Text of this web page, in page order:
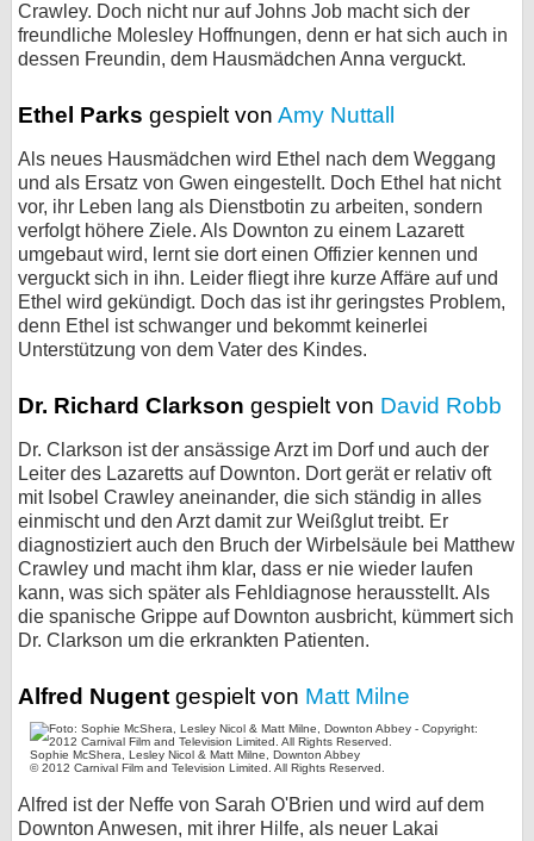
Crawley. Doch nicht nur auf Johns Job macht sich der
freundliche Molesley Hoffnungen, denn er hat sich auch in
dessen Freundin, dem Hausmädchen Anna verguckt.
Ethel Parks gespielt von Amy Nuttall
Als neues Hausmädchen wird Ethel nach dem Weggang
und als Ersatz von Gwen eingestellt. Doch Ethel hat nicht
vor, ihr Leben lang als Dienstbotin zu arbeiten, sondern
verfolgt höhere Ziele. Als Downton zu einem Lazarett
umgebaut wird, lernt sie dort einen Offizier kennen und
verguckt sich in ihn. Leider fliegt ihre kurze Affäre auf und
Ethel wird gekündigt. Doch das ist ihr geringstes Problem,
denn Ethel ist schwanger und bekommt keinerlei
Unterstützung von dem Vater des Kindes.
Dr. Richard Clarkson gespielt von David Robb
Dr. Clarkson ist der ansässige Arzt im Dorf und auch der
Leiter des Lazaretts auf Downton. Dort gerät er relativ oft
mit Isobel Crawley aneinander, die sich ständig in alles
einmischt und den Arzt damit zur Weißglut treibt. Er
diagnostiziert auch den Bruch der Wirbelsäule bei Matthew
Crawley und macht ihm klar, dass er nie wieder laufen
kann, was sich später als Fehldiagnose herausstellt. Als
die spanische Grippe auf Downton ausbricht, kümmert sich
Dr. Clarkson um die erkrankten Patienten.
Alfred Nugent gespielt von Matt Milne
Sophie McShera, Lesley Nicol & Matt Milne, Downton Abbey
© 2012 Carnival Film and Television Limited. All Rights Reserved.
Alfred ist der Neffe von Sarah O'Brien und wird auf dem
Downton Anwesen, mit ihrer Hilfe, als neuer Lakai